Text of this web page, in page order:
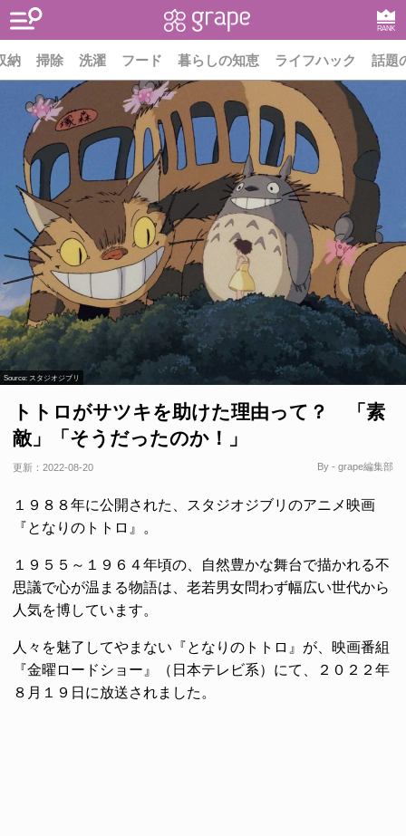
RANK
納 掃除 洗濯 フード 暮らしの知恵 ライフハック 話題
Source: スタジオジブリ
トトロがサツキを助けた理由って？ 「素
敵」「そうだったのか！」
更新： 2022-08-20 By - grape編集部
１９８８年に公開された、スタジオジブリのアニメ映画
『となりのトトロ』。
１９５５～１９６４年頃の、自然豊かな舞台で描かれる不
思議で心が温まる物語は、老若男女問わず幅広い世代から
人気を博しています。
人々を魅了してやまない『となりのトトロ』が、映画番組
『金曜ロードショー』（日本テレビ系）にて、２０２２年
８月１９日に放送されました。